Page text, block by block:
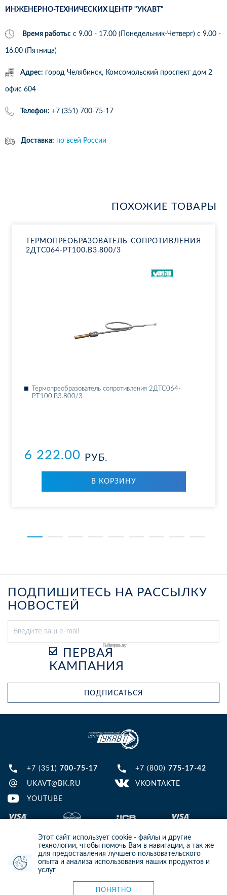
Этот сайт использует cookie - файлы и другие
технологии, чтобы помочь Вам в навигации, а так же
для предоставления лучшего пользовательского
опыта и анализа использования наших продуктов и
услуг
ПОНЯТНО
ИНЖЕНЕРНО-ТЕХНИЧЕСКИХ ЦЕНТР "УКАВТ"
Время работы: с 9.00 - 17.00 (Понедельник-Четверг) c 9.00 -
16.00 (Пятница)
Адрес: город Челябинск, Комсомольский проспект дом 2
офис 604
Телефон: +7 (351) 700-75-17
Доставка: по всей России
ПОХОЖИЕ ТОВАРЫ
ТЕР­МО­ПРЕ­ОБ­РА­ЗО­ВА­ТЕЛЬ СО­ПРО­ТИВ­ЛЕ­НИЯ
2ДТ­С064-РТ100.В3.800/3
Тер­мо­пре­об­ра­зо­ва­тель со­про­тив­ле­ния 2ДТ­С064-
РТ100.В3.800/3
6 222.00 РУБ.
В КОР­ЗИ­НУ
ПОДПИШИТЕСЬ НА РАССЫЛКУ
НОВОСТЕЙ
Выберите рассылку
ПЕРВАЯ
КАМПАНИЯ
ПОДПИСАТЬСЯ
+7 (351) 700-75-17 +7 (800) 775-17-42
UKAVT@BK.RU VKONTAKTE
YOUTUBE
© 2013-2024 ООО ИТЦ УКАВТ. ИНН: 7448122124, ОГРН: 1097448007216
ИНФОРМАЦИЯ НА САЙТЕ НЕ ЯВЛЯЕТСЯ ПУБЛИЧНОЙ ОФЕРТОЙ. ДЛЯ